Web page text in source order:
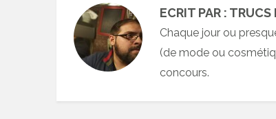
ECRIT PAR : TRUCS
Chaque jour ou
(de mode ou
concours.